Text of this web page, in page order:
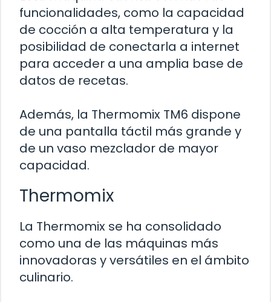
funcionalidades, como la capacidad
de cocción a alta temperatura y la
posibilidad de conectarla a internet
para acceder a una amplia base de
datos de recetas.
Además, la Thermomix TM6 dispone
de una pantalla táctil más grande y
de un vaso mezclador de mayor
capacidad.
Thermomix
La Thermomix se ha consolidado
como una de las máquinas más
innovadoras y versátiles en el ámbito
culinario.